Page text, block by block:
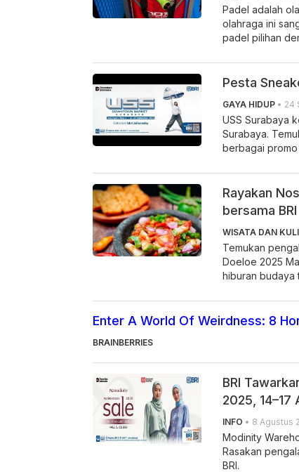
Padel adalah
olahraga ini
padel pilihan
Pesta
GAYA HIDUP • 24
USS Surabaya
Surabaya.
berbagai promo
Rayakan
bersama BRI
WISATA DAN
Temukan
Doeloe 2025
hiburan budaya
Enter A World Of Weirdness: 8
BRAINBERRIES
BRI
2025, 14–17
INFO • 8 Agustus
Modinity
Rasakan
BRI.